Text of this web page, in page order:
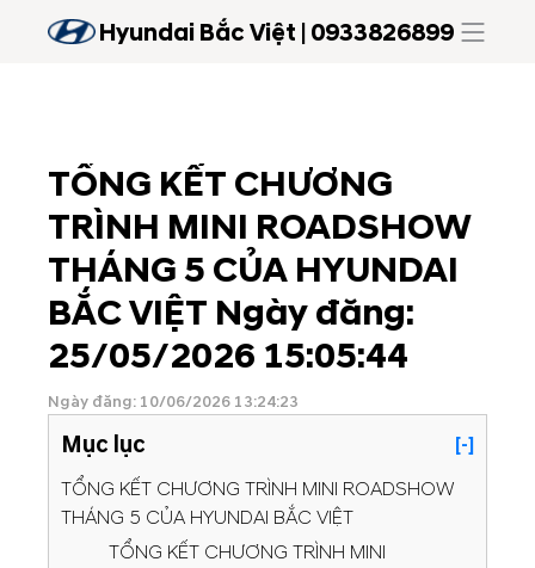
Hyundai Bắc Việt | 0933826899
TỔNG KẾT CHƯƠNG
TRÌNH MINI ROADSHOW
THÁNG 5 CỦA HYUNDAI
BẮC VIỆT Ngày đăng:
25/05/2026 15:05:44
Ngày đăng: 10/06/2026 13:24:23
Mục lục
[-]
TỔNG KẾT CHƯƠNG TRÌNH MINI ROADSHOW
THÁNG 5 CỦA HYUNDAI BẮC VIỆT
TỔNG KẾT CHƯƠNG TRÌNH MINI